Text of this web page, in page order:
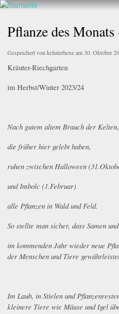
Direkt
Inhalt
Walderlebnis
e.V.
Pflanze des
Gespeichert von kräuterhexeam 30. Oktober
Kräuter-Riechgarten
im Herbst/Winter 2023/24
Nach gutem altem Brauch der
die früher hier gelebt haben,
ruhen zwischen Halloween
und Imbolc (1.Februar)
alle Pflanzen in Wald und Feld.
So stellte man sicher, dass Samen
im kommenden Jahr wieder neue
der Menschen und Tiere
Im Laub, in Stielen und
kleinere Tiere wie Mäuse und Igel